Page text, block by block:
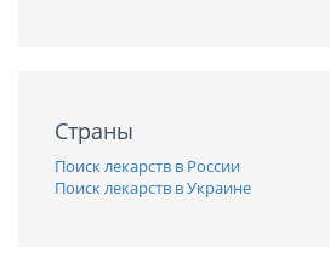
Страны
Поиск лекарств в России
Поиск лекарств в Украине